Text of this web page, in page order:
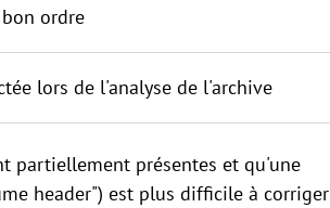
ordre
lors de l'analyse de l'archive
partiellement présentes et qu'une
header") est plus difficile à corriger